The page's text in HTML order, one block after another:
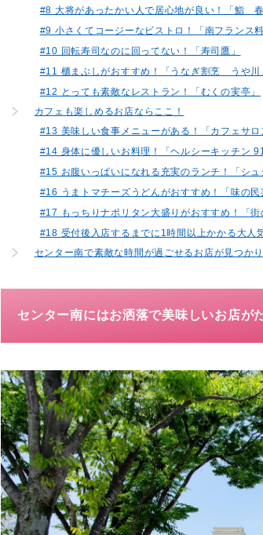
#8 大将があったかい人で居心地が良い！「鮨 春
#9 小さくてコージーなビストロ！「南フラン
#10 回転寿司なのに回ってない！「寿司鷹」
#11 櫃まぶしがおすすめ！「うなぎ割烹 うや川
#12 とっても素敵なレストラン！「むくの実亭」
カフェも楽しめるお店ならここ！
#13 美味しい食事メニューがある！「カフェサロ
#14 身体に優しいお料理！「ヘルシーキッチン
#15 お腹いっぱいになれる充実のランチ！「シュ
#16 うまトマチーズうどんがおすすめ！「味の民
#17 もっちりナポリタン大盛りがおすすめ！「
#18 受付後入店するまでに1時間以上かかる大人
センター南で素敵な時間が過ごせるお店が見つか
センター南にはお洒落で美味しいお店が